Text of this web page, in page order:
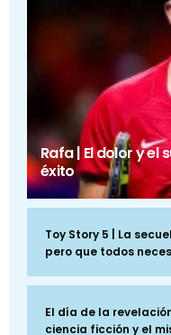
Rafa | El dolor y
éxito
Toy Story 5 | La
pero que todos
El día de la
ciencia ficción y el